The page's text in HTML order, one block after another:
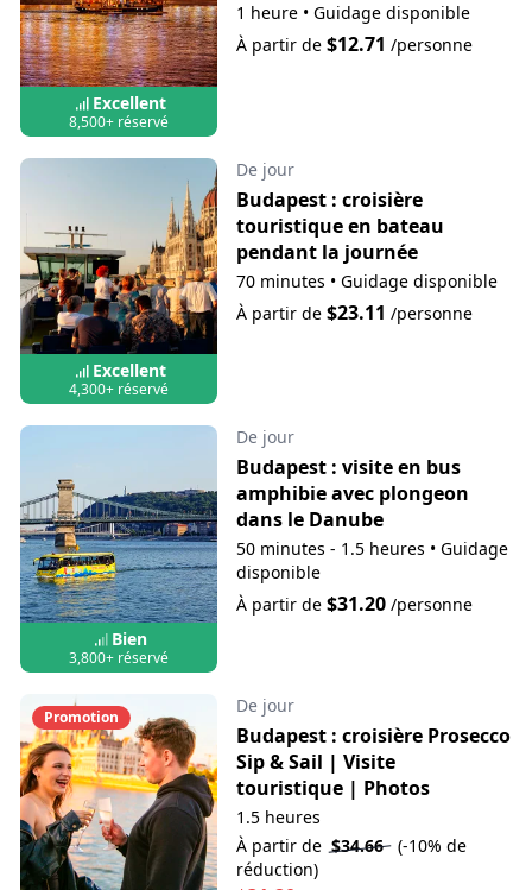
Excellent
8,500+ réservé
1 heure • Guidage disponible
À partir de $12.71 /personne
Excellent
4,300+ réservé
De jour
Budapest : croisière
touristique en bateau
pendant la journée
70 minutes • Guidage disponible
À partir de $23.11 /personne
Bien
3,800+ réservé
De jour
Budapest : visite en bus
amphibie avec plongeon
dans le Danube
50 minutes - 1.5 heures • Guidage
disponible
À partir de $31.20/personne
Promotion
De jour
Budapest : croisière Prosecco
Sip & Sail | Visite
touristique | Photos
1.5 heures
À partir de $34.66 (-10% de
réduction)